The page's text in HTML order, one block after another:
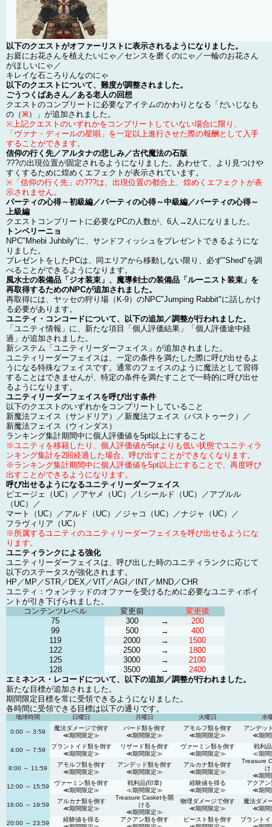
以下のクエストがオファーリストに表示されるようになりました。
お庭にお花さんを植えたいにゃ／センスを磨くのにゃ／一輪のお花さん
がほしいにゃ／
キレイな石ころりんなのにゃ
以下のクエストについて、難度が調整されました。
ごうつくばあさん／ある老人の回想
クエストのコンプリートに必要なアイテムのかわりとなる「だいじなも
の（※）」が追加されました。
※上記クエストのいずれかをコンプリートしていない場合に限り、
「ヴァナ・ディールの星唄」を一定以上進行させた際の報酬として入手
することができます。
信仰の行く先／アルタナの悲しみ／古代魔法の石版
???の出現位置が固定されるようになりました。あわせて、より見つけや
すくするために煌めくエフェクトが表示されています。
※「信仰の行く先」の???は、出現位置の都合上、煌めくエフェクトが表
示されません。
パーティの心得～初級編／パーティの心得～中級編／パーティの心得～
上級編
クエストコンプリートに必要なPCの人数が、6人→2人になりました。
トンベリーニョ
NPC"Mhebi Juhbily"に、サンドフィッシュをプレゼントできるようにな
りました。
プレゼントをしたPCは、同エリアから移動しない限り、必ず"Shed"を調
べることができるようになります。
風水士の装備品「ジオ装束」、魔導剣士の装備品「ルーニスト装束」を
再取得するためのNPCが追加されました。
再取得には、ヤッセの狩り場（K-9）のNPC"Jumping Rabbit"に話しかけ
る必要があります。
ユニティ・コンコードについて、以下の追加／調整が行われました。
「ユニティ情報」に、新たな項目「個人評価結果」「個人評価途中経
過」が追加されました。
新システム「ユニティリーダーフェイス」が追加されました。
ユニティリーダーフェイスは、一定の条件を満たした際に呼び出せるよ
うになる特殊なフェイスです。通常のフェイスのように魔法として習得
することはできませんが、特定の条件を満たすことで一時的に呼び出せ
るようになります。
ユニティリーダーフェイスを呼び出す条件
以下のクエストのいずれかをコンプリートしていること
新魔法フェイス（サンドリア）／新魔法フェイス（バストゥーク）／
新魔法フェイス（ウィンダス）
ランキング集計期間中に個人評価値を5pt以上にすること
※ユニティを移籍したり、個人評価値が5ptよりも低い状態でユニティラ
ンキング集計を2回経過した場合、呼び出すことができなくなります。
※ランキング集計期間中に個人評価値を5pt以上にすることで、再度呼び
出すことができるようになります。
呼び出せるようになるユニティリーダーフェイス
ピエージェ（UC）／アヤメ（UC）／I.シールド（UC）／アプルル
（UC）／
マート（UC）／アルド（UC）／ジャコ（UC）／ナジャ（UC）／
フラヴィリア（UC）
※所属するユニティのユニティリーダーフェイスを呼び出せるようにな
ります。
ユニティランクによる強化
ユニティリーダーフェイスは、呼び出した時のユニティランクに応じて
以下のステータスが強化されます。
HP／MP／STR／DEX／VIT／AGI／INT／MND／CHR
ユニティ：ウォンテッドのオファーを受けるために必要なユニティポイ
ントが引き下げられました。
コンテンツレベル
変更前
変更後
75
300 →
200
99
500 →
400
119
2000 →
1500
122
2500 →
1800
125
3000 →
2100
128
3500 →
2400
エミネンス・レコードについて、以下の追加／調整が行われました。
新たな目標が追加されました。
期間限定目標を常に受領できるようになりました。
各時間に受領できる目標は以下の通りです。
地球時間 日曜日 月曜日 火曜日 水
0:00 ～ 3:59
魔法ダメージで倒す
≪期間限定≫
バード類を倒す
≪期間限定≫
アモルフ類を倒す
≪期間限定≫
アンデッ
≪期間
4:00 ～ 7:59
プラントイド類を倒す
≪期間限定≫
リザード類を倒す
≪期間限定≫
ヴァーミン類を倒す
≪期間限定≫
戦利
≪期間
8:00 ～ 11:59
アモルフ類を倒す
≪期間限定≫
アンデッド類を倒す
≪期間限定≫
アルカナ類を倒す
≪期間限定≫
Treasure
け
≪期間
12:00 ～ 15:59
ヴァーミン類を倒す
≪期間限定≫
戦利品(印章)
≪期間限定≫
経験値を得る
≪期間限定≫
アクア
≪期間
16:00 ～ 19:59
アルカナ類を倒す
≪期間限定≫
Treasure Casketを開
ける
≪期間限定≫
物理ダメージで倒す
≪期間限定≫
魔法ダメ
≪期間
20:00 ～ 23:59
経験値を得る
アクアン類を倒す
ビースト類を倒す
プラント